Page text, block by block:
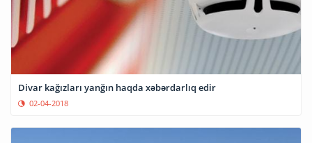
Divar kağızları yanğın haqda xəbərdarlıq edir
02-04-2018